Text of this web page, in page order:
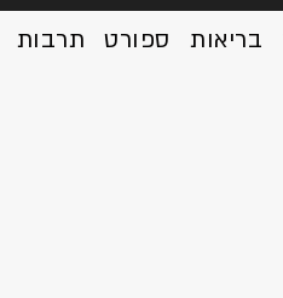
בריאות ספורט תרבות